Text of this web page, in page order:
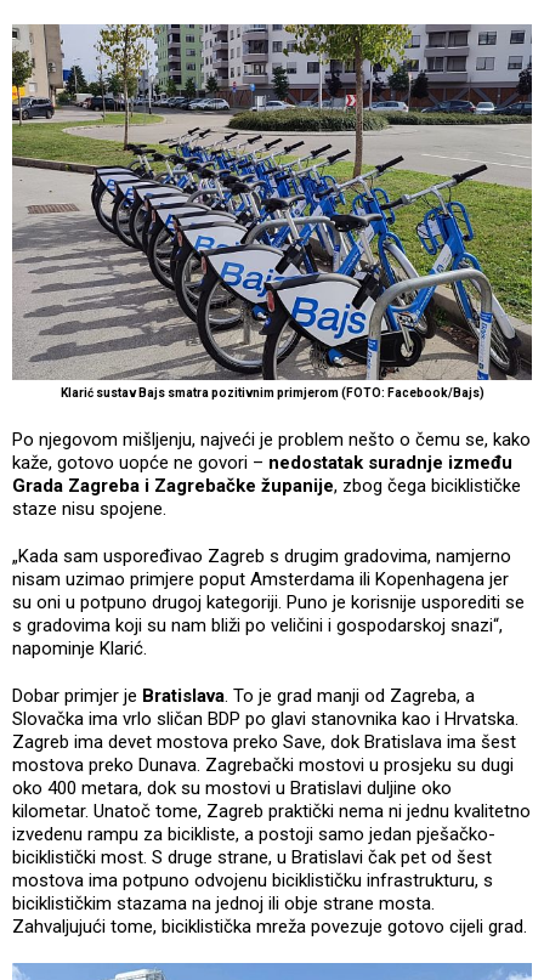
Klarić sustav Bajs smatra pozitivnim primjerom (FOTO: Facebook/Bajs)
Po njegovom mišljenju, najveći je problem nešto o čemu se, kako
kaže, gotovo uopće ne govori – nedostatak suradnje između
Grada Zagreba i Zagrebačke županije, zbog čega biciklističke
staze nisu spojene.
„Kada sam uspoređivao Zagreb s drugim gradovima, namjerno
nisam uzimao primjere poput Amsterdama ili Kopenhagena jer
su oni u potpuno drugoj kategoriji. Puno je korisnije usporediti se
s gradovima koji su nam bliži po veličini i gospodarskoj snazi“,
napominje Klarić.
Dobar primjer je Bratislava. To je grad manji od Zagreba, a
Slovačka ima vrlo sličan BDP po glavi stanovnika kao i Hrvatska.
Zagreb ima devet mostova preko Save, dok Bratislava ima šest
mostova preko Dunava. Zagrebački mostovi u prosjeku su dugi
oko 400 metara, dok su mostovi u Bratislavi duljine oko
kilometar. Unatoč tome, Zagreb praktički nema ni jednu kvalitetno
izvedenu rampu za bicikliste, a postoji samo jedan pješačko-
biciklistički most. S druge strane, u Bratislavi čak pet od šest
mostova ima potpuno odvojenu biciklističku infrastrukturu, s
biciklističkim stazama na jednoj ili obje strane mosta.
Zahvaljujući tome, biciklistička mreža povezuje gotovo cijeli grad.